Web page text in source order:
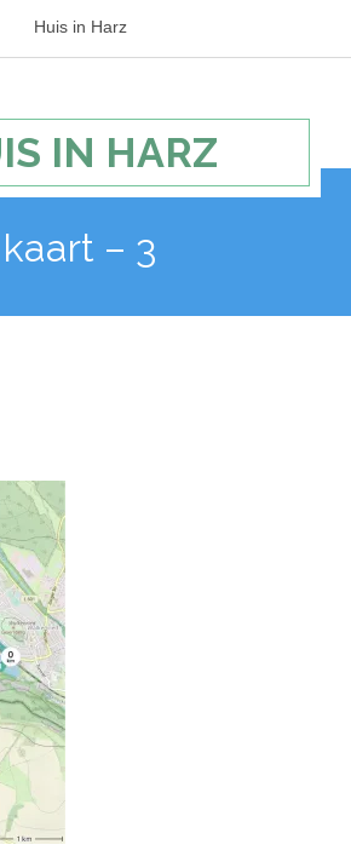
Huis in Harz
IN HARZ
kaart – 3